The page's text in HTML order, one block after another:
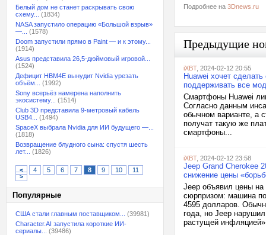
Белый дом не станет раскрывать свою
схему...
(1834)
NASA запустило операцию «Большой взрыв»
—...
(1578)
Doom запустили прямо в Paint — и к этому...
(1914)
Asus представила 26,5-дюймовый игровой...
(1524)
Дефицит HBM4E вынудит Nvidia урезать
объём...
(1992)
Sony всерьёз намерена наполнить
экосистему...
(1514)
Club 3D представила 9-метровый кабель
USB4...
(1494)
SpaceX выбрала Nvidia для ИИ будущего —...
(1818)
Возвращение блудного сына: спустя шесть
лет...
(1826)
< 4 5 6 7 8 9 10
11
>
Популярные
США стали главным поставщиком...
(39981)
Character.AI запустила короткие ИИ-
сериалы...
(39486)
Подробнее на 3Dnews.ru
Предыдущие
iXBT, 2024-02-12 20:55
Huawei хочет
поддерживать все
Смартфоны Huawei
Согласно данным
обычном варианте, а
получат такую же
смартфоны...
iXBT, 2024-02-12 23:58
Jeep Grand Cherokee
снижение цены
Jeep объявил цены
сюрпризом: машина
4595 долларов.
года, но Jeep
растущей